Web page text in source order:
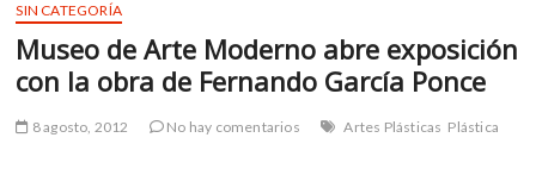
SIN CATEGORÍA
Museo de Arte Moderno abre exposición
con la obra de Fernando García Ponce
8 agosto, 2012 No hay comentarios Artes Plásticas Plástica